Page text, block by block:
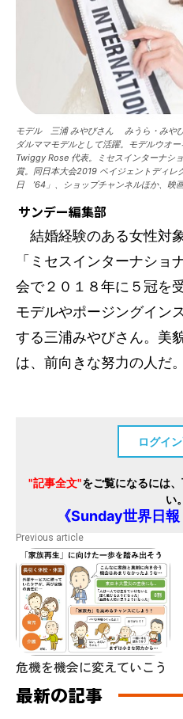
モデル 三浦 みやびさん みうら・みや
ダルママモデルとして活躍。モデルウオ
Twiggy Rose 代表。ミセスインターナシ
賞。同日本大会2019 ペイジェントディレ
日 ’64」、ショップチャンネルほか、映画
サンデー編集部
結婚経験のある女性対
「ミセスインターナショ
会で２０１８年に５冠を
モデルやポージングイン
する三浦みやびさん。美
は、前向きな努力の人だ。
ログイ
"記事全文"をご覧になるには
い。
《Sunday世界日
Previous article
危機を機会に変えていこう
最新の記事